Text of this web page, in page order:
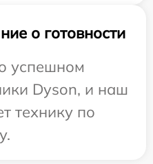
о готовности
успешном
Dyson, и наш
технику по